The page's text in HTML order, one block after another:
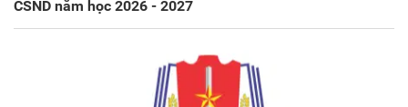
CSND năm học 2026 - 2027